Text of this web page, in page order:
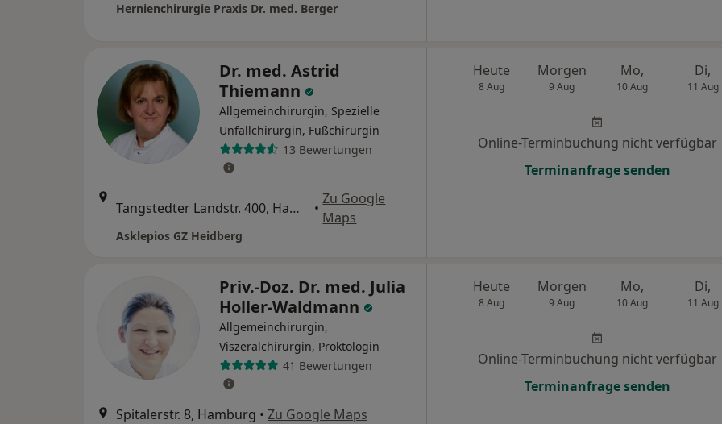
Hernienchirurgie Praxis Dr. med. Berger
Dr. med. Astrid
Thiemann
Allgemeinchirurgin, Spezielle
Unfallchirurgin, Fußchirurgin
13 Bewertungen
Tangstedter Landstr. 400, Hamburg •
Zu Google
Maps
Asklepios GZ Heidberg
Heute
8 Aug
Morgen
9 Aug
Mo,
10 Aug
Di,
11 Aug
Online-Terminbuchung nicht verfügbar
Terminanfrage senden
Priv.-Doz. Dr. med. Julia
Holler-Waldmann
Allgemeinchirurgin,
Viszeralchirurgin, Proktologin
41 Bewertungen
Spitalerstr. 8, Hamburg • Zu Google Maps
Heute
8 Aug
Morgen
9 Aug
Mo,
10 Aug
Di,
11 Aug
Online-Terminbuchung nicht verfügbar
Terminanfrage senden